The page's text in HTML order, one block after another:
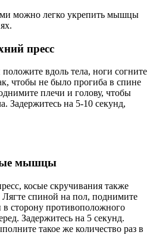
можно легко укрепить мышцы
пресс
вдоль тела, ноги согните
чтобы не было прогиба в спине
плечи и голову, чтобы
Задержитесь на 5-10 секунд,
мышцы
косые скручивания также
спиной на пол, поднимите
в сторону противоположного
Задержитесь на 5 секунд.
такое же количество раз в